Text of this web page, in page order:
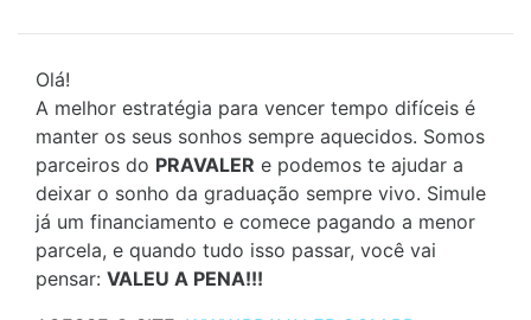
Olá!
A melhor estratégia para vencer tempo difíceis é
manter os seus sonhos sempre aquecidos. Somos
parceiros do PRAVALER e podemos te ajudar a
deixar o sonho da graduação sempre vivo. Simule
já um financiamento e comece pagando a menor
parcela, e quando tudo isso passar, você vai
pensar: VALEU A PENA!!!